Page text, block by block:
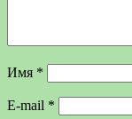
Имя *
E-mail *